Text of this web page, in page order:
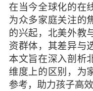
在当今全球化的在
为众多家庭关注的
的兴起，北美外教
资群体，其差异与
本文旨在深入剖析
维度上的区别，为
参考，助力孩子高效